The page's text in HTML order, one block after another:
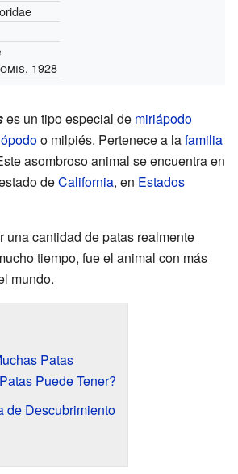
1928
es un tipo especial de miriápodo
o milpiés. Pertenece a lafamilia
asombroso animal se encuentra en
deCalifornia, en Estados
una cantidad de patas realmente
tiempo, fue el animal con más
mundo.
Patas
Puede Tener?
de Descubrimiento